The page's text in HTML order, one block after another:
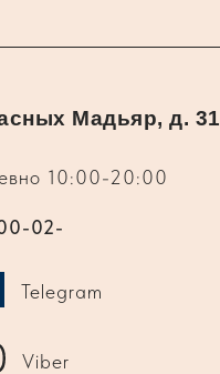
10:00-20:00
Мадьяр, д. 31
Viber
Telegram
02-